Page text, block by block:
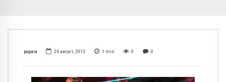
popara 26 август, 2013 1 min 0 0